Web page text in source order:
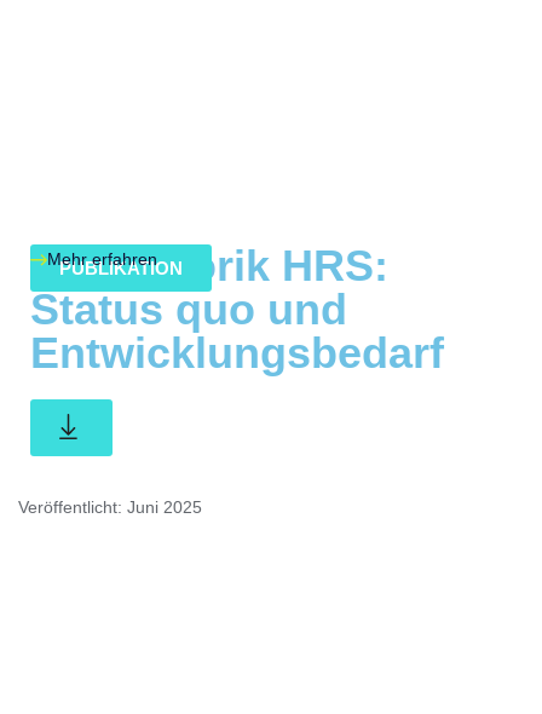
PUBLIKATION
Regulatorik HRS:
Status quo und
Entwicklungsbedarf
Mehr erfahren
Veröffentlicht: Juni 2025